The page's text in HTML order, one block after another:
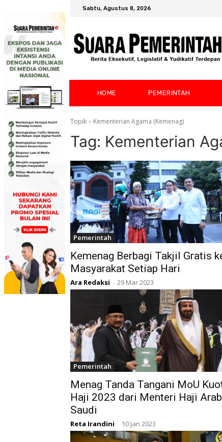
Sabtu, Agustus 8, 2026
HOME PEMERINTAH
Topik Kementerian Agama (Kemenag)
Tag: Kementerian
Pemerintah
Kemenag Berbagi Takjil Gratis
Masyarakat Setiap Hari
Ara Redaksi - 29 Mar 2023
Pemerintah
Menag Tanda Tangani MoU
Haji 2023 dari Menteri Haji Arab
Saudi
Reta Irandini - 10 Jan 2023